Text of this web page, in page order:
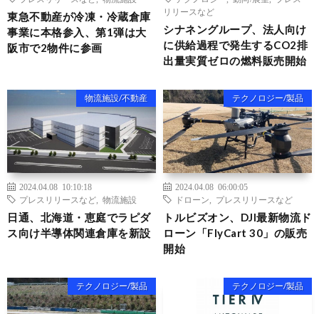
東急不動産が冷凍・冷蔵倉庫
事業に本格参入、第1弾は大
阪市で2物件に参画
リリースなど
シナネングループ、法人向け
に供給過程で発生するCO2排
出量実質ゼロの燃料販売開始
物流施設/不動産
2024.04.08 10:10:18
プレスリリースなど
物流施設
日通、北海道・恵庭でラピダ
ス向け半導体関連倉庫を新設
テクノロジー/製品
2024.04.08 06:00:05
ドローン
プレスリリースなど
トルビズオン、DJI最新物流ド
ローン「FlyCart 30」の販売
開始
テクノロジー/製品 テクノロジー/製品